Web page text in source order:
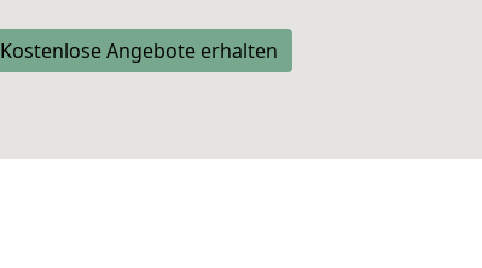
Kostenlose Angebote erhalten